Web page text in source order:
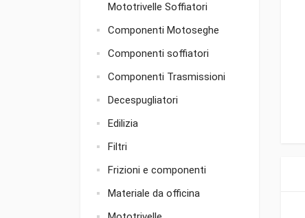
Mototrivelle Soffiatori
Componenti Motoseghe
Componenti soffiatori
Componenti Trasmissioni
Decespugliatori
Edilizia
Filtri
Frizioni e componenti
Materiale da officina